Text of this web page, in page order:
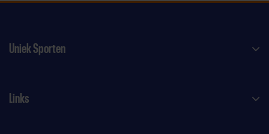
Uniek Sporten
Links